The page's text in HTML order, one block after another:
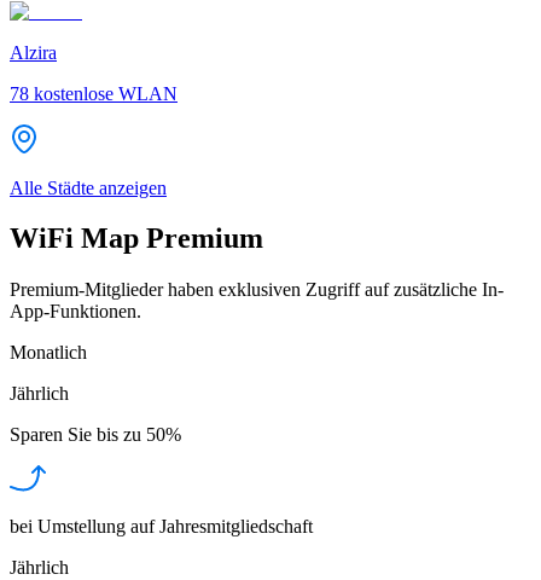
Alzira
78 kostenlose WLAN
Alle Städte anzeigen
WiFi Map Premium
Premium-Mitglieder haben exklusiven Zugriff auf zusätzliche In-
App-Funktionen.
Monatlich
Jährlich
Sparen Sie bis zu 50%
bei Umstellung auf Jahresmitgliedschaft
Jährlich